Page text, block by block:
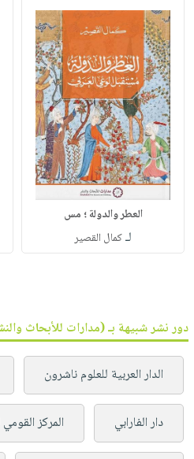
العطر والدولة ؛ مس
لـكمال القصير
دور نشر شبيهة بـ (مدارات للأبحاث
الدار العربية للعلوم ناشرون
دار الفارابي المركز